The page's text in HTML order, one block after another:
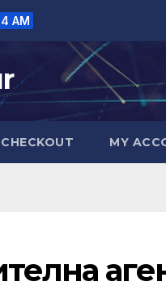
AM
CHECKOUT MY